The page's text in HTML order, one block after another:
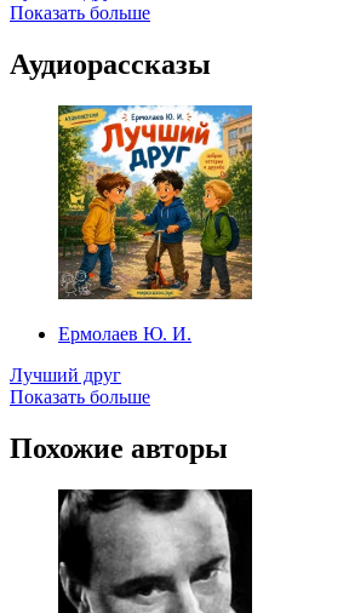
Показать больше
Аудиорассказы
Ермолаев Ю. И.
Лучший друг
Показать больше
Похожие авторы